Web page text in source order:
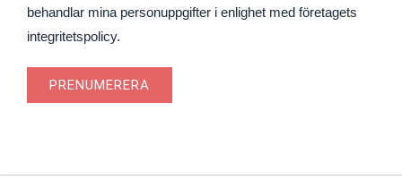
behandlar mina personuppgifter i enlighet med företagets
integritetspolicy.
PRENUMERERA